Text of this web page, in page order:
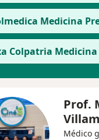
Medicina
Colpatria Medicina
Prof.
Médico